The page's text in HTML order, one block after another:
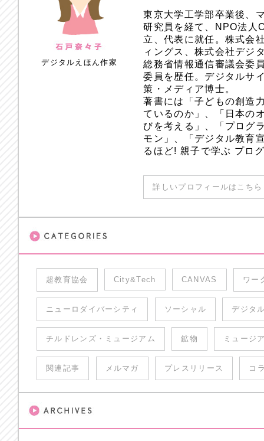
デジタルえほん作家
東京大学工学部卒業後、
研究員を経て、NPO法人
立、代表に就任。株式会
ィングス、株式会社デジ
総務省情報通信審議会委
委員を歴任。デジタルサ
策・メディア博士。
著書には「子どもの創造
ているのか」、「日本の
びを考える」、「プログ
モン」、「デジタル教育
るほど! 親子で学ぶ プロ
詳しいプロフィールはこち
超教育協会 City&Tech CANVAS ワー
ニューロダイバーシティ ソーシャル デジタ
チルドレンズ・ミュージアム 鉱物 ミュージ
関連記事 メルマガ プレスリリース コ